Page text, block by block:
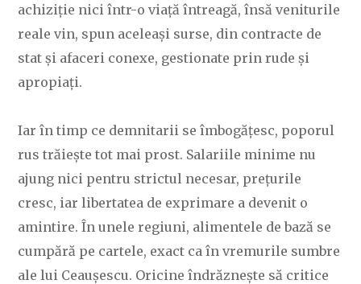
achiziție nici într-o viață întreagă, însă veniturile
reale vin, spun aceleași surse, din contracte de
stat și afaceri conexe, gestionate prin rude și
apropiați.
Iar în timp ce demnitarii se îmbogățesc, poporul
rus trăiește tot mai prost. Salariile minime nu
ajung nici pentru strictul necesar, prețurile
cresc, iar libertatea de exprimare a devenit o
amintire. În unele regiuni, alimentele de bază se
cumpără pe cartele, exact ca în vremurile sumbre
ale lui Ceaușescu. Oricine îndrăznește să critice